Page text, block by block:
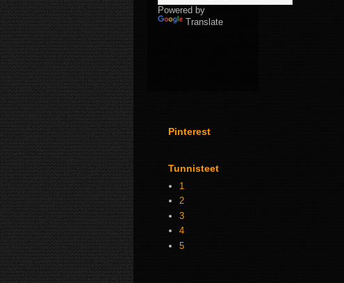
Powered by
Translate
Pinterest
Tunnisteet
1
2
3
4
5